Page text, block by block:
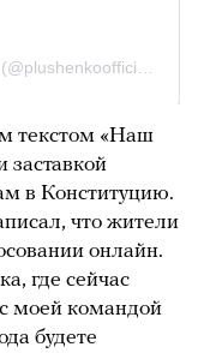
текстом «Наш
в Конституцию.
что жители
онлайн.
где сейчас
моей командой
будете